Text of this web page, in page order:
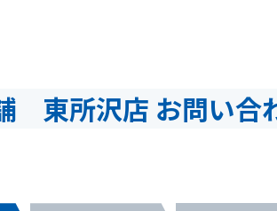
東所沢店 お問い合